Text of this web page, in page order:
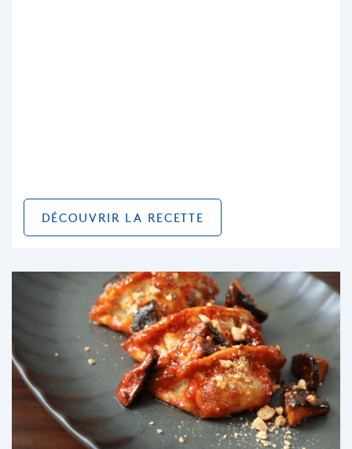
DÉCOUVRIR LA RECETTE